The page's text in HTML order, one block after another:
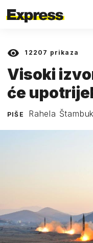
12207 prikaza
Visoki
će
PIŠE Rahela Štambuk